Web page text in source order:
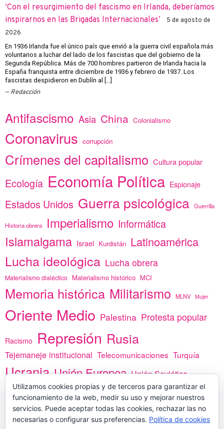
‘Con el resurgimiento del fascismo en Irlanda, deberíamos
inspirarnos en las Brigadas Internacionales’
5 de agosto de
2026
En 1936 Irlanda fue el único país que envió a la guerra civil española más
voluntarios a luchar del lado de los fascistas que del gobierno de la
Segunda República. Más de 700 hombres partieron de Irlanda hacia la
España franquista entre diciembre de 1936 y febrero de 1937. Los
fascistas despidieron en Dublín al […]
Redacción
Antifascismo Asia China Colonialismo
Coronavirus corrupción
Crímenes del capitalismo Cultura popular
Ecología Economía Política Espionaje
Estados Unidos Guerra psicológica Guerrilla
Historia obrera Imperialismo Informática
Islamalgama Israel Kurdistán Latinoamérica
Lucha ideológica Lucha obrera
Materialismo dialéctico Materialismo histórico MCI
Memoria histórica Militarismo MLNV Mujer
Oriente Medio Palestina Protesta popular
Racismo Represión Rusia
Tejemaneje institucional Telecomunicaciones Turquía
Ucrania Unión Europea Unión Soviética
vacunas Yemen África
PREGÚNTANOS
Utilizamos cookies propias y de terceros para garantizar el
funcionamiento de la web, medir su uso y mejorar nuestros
servicios. Puede aceptar todas las cookies, rechazar las no
necesarias o configurar sus preferencias. Política de cookies